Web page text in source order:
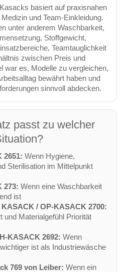
basiert auf praxisnahen
und Team-Einkleidung.
unter anderem Waschbarkeit,
Stoffgewicht,
Teamtauglichkeit
zwischen Preis und
war es, Modelle zu vergleichen,
bewährt haben und
sinnvoll abdecken.
passt zu welcher
2651: Wenn Hygiene,
Sterilisation im Mittelpunkt
273: Wenn eine Waschbarkeit
ist
/ OP-KASACK 2700:
und Materialgefühl Priorität
KASACK 2692: Wenn
ist als Industriewäsche
769 von Leiber: Wenn ein